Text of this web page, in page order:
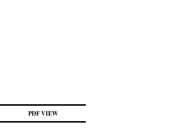
PDF VIEW